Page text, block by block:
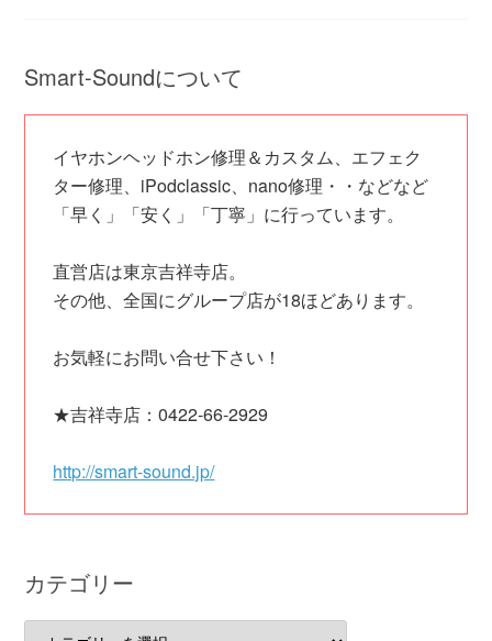
Smart-Soundについて
イヤホンヘッドホン修理＆カスタム、エフェク
ター修理、iPodclassic、nano修理・・などなど
「早く」「安く」「丁寧」に行っています。
直営店は東京吉祥寺店。
その他、全国にグループ店が18ほどあります。
お気軽にお問い合せ下さい！
★吉祥寺店：0422-66-2929
http://smart-sound.jp/
カテゴリー